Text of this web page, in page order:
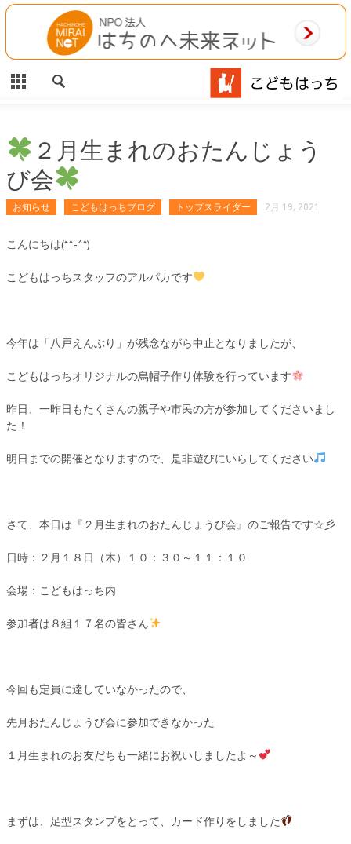
CLOSE
HOME
施設案内
相談事業
MAP
お問合わせ
２月生まれのおたんじょう
び会
お知らせ こどもはっちブログ トップスライダー 2月 19, 2021
こんにちは(*^-^*)
こどもはっちスタッフのアルパカです
今年は「八戸えんぶり」が残念ながら中止となりましたが、
こどもはっちオリジナルの烏帽子作り体験を行っています
昨日、一昨日もたくさんの親子や市民の方が参加してくださいまし
た！
明日までの開催となりますので、是非遊びにいらしてください
さて、本日は『２月生まれのおたんじょうび会』のご報告です☆彡
日時：２月１８日（木）１０：３０～１１：１０
会場：こどもはっち内
参加者は８組１７名の皆さん
今回も定員に達していなかったので、
先月おたんじょうび会に参加できなかった
１月生まれのお友だちも一緒にお祝いしましたよ～
まずは、足型スタンプをとって、カード作りをしました